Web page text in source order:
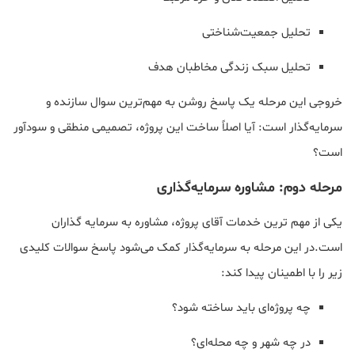
تحلیل جمعیت‌شناختی
تحلیل سبک زندگی مخاطبان هدف
خروجی این مرحله یک پاسخ روشن به مهم‌ترین سوال سازنده و
سرمایه‌گذار است: آیا اصلاً ساخت این پروژه، تصمیمی منطقی و سودآور
است؟
مرحله دوم: مشاوره سرمایه‌گذاری
یکی از مهم ترین خدمات آقای پروژه، مشاوره به سرمایه گذاران
است.در این مرحله به سرمایه‌گذار کمک می‌شود پاسخ سوالات کلیدی
زیر را با اطمینان پیدا کند:
چه پروژه‌ای باید ساخته شود؟
در چه شهر و چه محله‌ای؟